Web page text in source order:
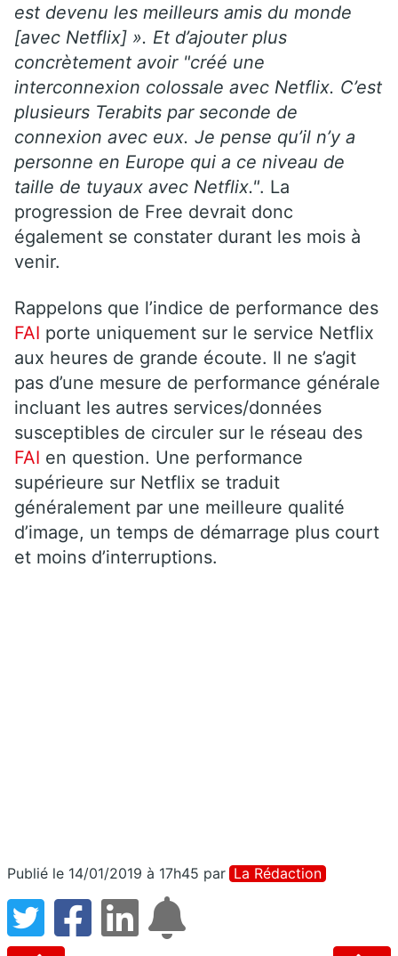
est devenu les meilleurs amis du monde
[avec Netflix] ». Et d’ajouter plus
concrètement avoir "créé une
interconnexion colossale avec Netflix. C’est
plusieurs Terabits par seconde de
connexion avec eux. Je pense qu’il n’y a
personne en Europe qui a ce niveau de
taille de tuyaux avec Netflix.". La
progression de Free devrait donc
également se constater durant les mois à
venir.
Rappelons que l’indice de performance des
FAI porte uniquement sur le service Netflix
aux heures de grande écoute. Il ne s’agit
pas d’une mesure de performance générale
incluant les autres services/données
susceptibles de circuler sur le réseau des
FAI en question. Une performance
supérieure sur Netflix se traduit
généralement par une meilleure qualité
d’image, un temps de démarrage plus court
et moins d’interruptions.
Publié le 14/01/2019 à 17h45 par La Rédaction